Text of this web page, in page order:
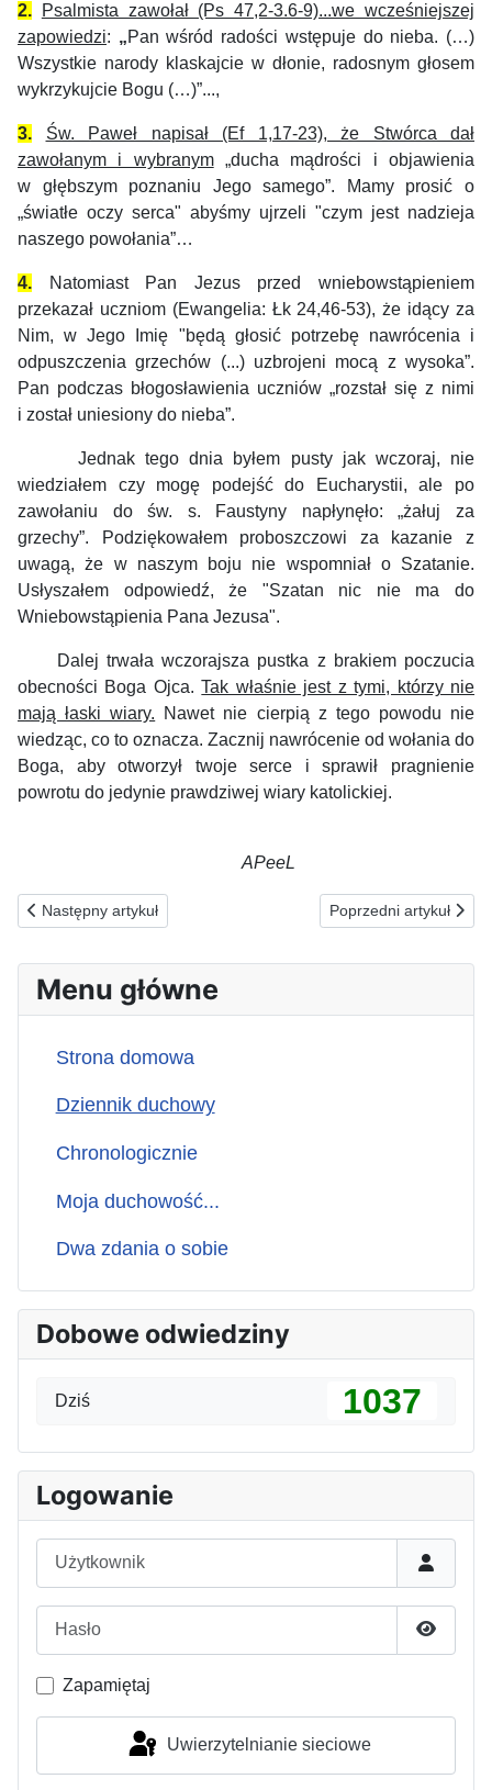
2.
Psalmista zawołał (Ps 47,2-3.6-9)...we wcześniejszej
zapowiedzi: „Pan wśród radości wstępuje do nieba. (…)
Wszystkie narody klaskajcie w dłonie, radosnym głosem
wykrzykujcie Bogu (…)”...,
3.
Św. Paweł napisał (Ef 1,17-23), że Stwórca dał
zawołanym i wybranym„ducha mądrości i objawienia
w głębszym poznaniu Jego samego”. Mamy prosić o
„światłe oczy serca" abyśmy ujrzeli "czym jest nadzieja
naszego powołania”…
4. Natomiast Pan Jezus przed wniebowstąpieniem
przekazał uczniom (Ewangelia: Łk 24,46-53), że idący za
Nim, w Jego Imię "będą głosić potrzebę nawrócenia i
odpuszczenia grzechów (...) uzbrojeni mocą z wysoka”.
Pan podczas błogosławienia uczniów „rozstał się z nimi
i został uniesiony do nieba”.
Jednak tego dnia byłem pusty jak wczoraj, nie
wiedziałem czy mogę podejść do Eucharystii, ale po
zawołaniu do św. s. Faustyny napłynęło: „żałuj za
grzechy”. Podziękowałem proboszczowi za kazanie z
uwagą, że w naszym boju nie wspomniał o Szatanie.
Usłyszałem odpowiedź, że "Szatan nic nie ma do
Wniebowstąpienia Pana Jezusa".
Dalej trwała wczorajsza pustka z brakiem poczucia
obecności Boga Ojca.Tak właśnie jest z tymi, którzy nie
mają łaski wiary. Nawet nie cierpią z tego powodu nie
wiedząc, co to oznacza. Zacznij nawrócenie od wołania do
Boga, aby otworzył twoje serce i sprawił pragnienie
powrotu do jedynie prawdziwej wiary katolickiej.
APeeL
Poprzednia strona: 18.05.2026(p) ZA NAPIERAJĄCYCH W PORĘ
Następny artykuł Następna strona:
Poprzedni artykuł
Menu główne
Strona domowa
Dziennik duchowy
Chronologicznie
Moja duchowość...
Dwa zdania o sobie
Dobowe odwiedziny
Dziś 1037
Logowanie
Pokaż
Zapamiętaj
Uwierzytelnianie sieciowe